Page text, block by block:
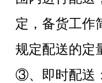
定，备货工作
规定配送的定
③、即时配送